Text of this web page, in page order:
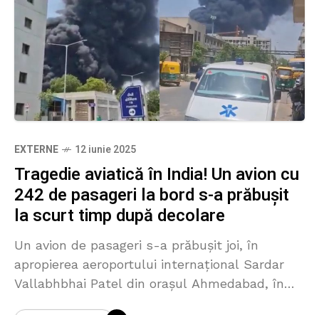
EXTERNE 12 iunie 2025
Tragedie aviatică în India! Un avion cu
242 de pasageri la bord s-a prăbușit
la scurt timp după decolare
Un avion de pasageri s-a prăbușit joi, în
apropierea aeroportului internațional Sardar
Vallabhbhai Patel din orașul Ahmedabad, în